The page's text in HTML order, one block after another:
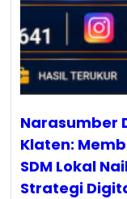
Narasumber
Klaten:
SDM Lokal
Strategi